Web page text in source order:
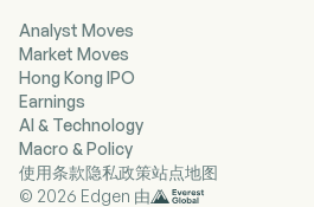
Analyst Moves
Market Moves
Hong Kong IPO
Earnings
AI & Technology
Macro & Policy
使用条款隐私政策站点地图
© 2026 Edgen 由